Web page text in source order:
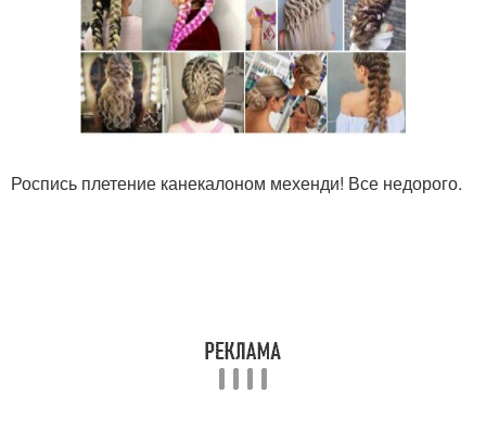
Роспись плетение канекалоном мехенди! Все недорого.